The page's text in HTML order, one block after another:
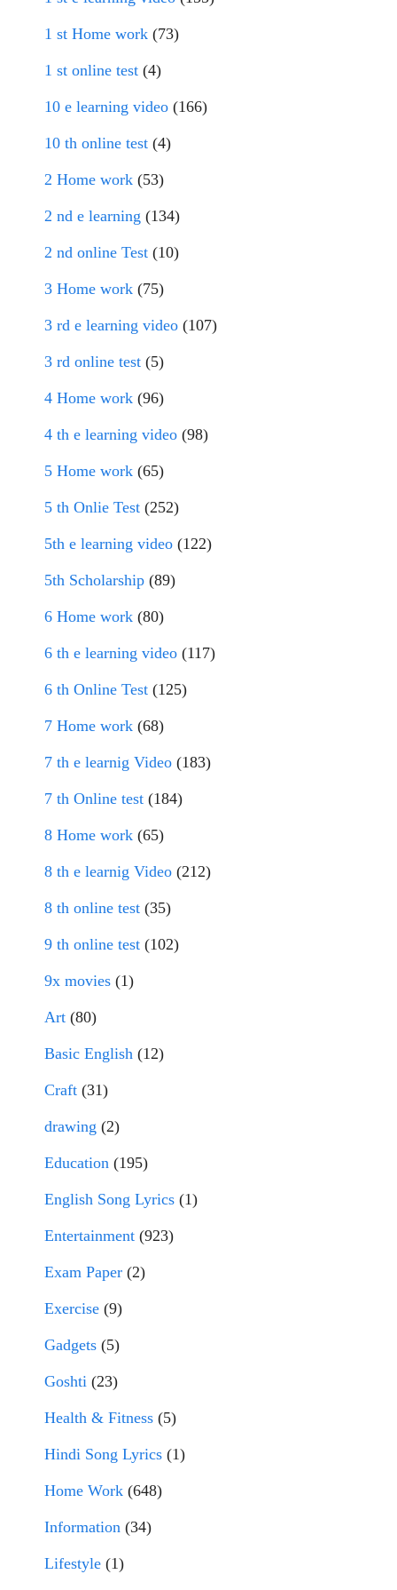
1 st Home work (73)
1 st online test (4)
10 e learning video (166)
10 th online test (4)
2 Home work (53)
2 nd e learning (134)
2 nd online Test (10)
3 Home work (75)
3 rd e learning video (107)
3 rd online test (5)
4 Home work (96)
4 th e learning video (98)
5 Home work (65)
5 th Onlie Test (252)
5th e learning video (122)
5th Scholarship (89)
6 Home work (80)
6 th e learning video (117)
6 th Online Test (125)
7 Home work (68)
7 th e learnig Video (183)
7 th Online test (184)
8 Home work (65)
8 th e learnig Video (212)
8 th online test (35)
9 th online test (102)
9x movies (1)
Art (80)
Basic English (12)
Craft (31)
drawing (2)
Education (195)
English Song Lyrics (1)
Entertainment (923)
Exam Paper (2)
Exercise (9)
Gadgets (5)
Goshti (23)
Health & Fitness (5)
Hindi Song Lyrics (1)
Home Work (648)
Information (34)
Lifestyle (1)